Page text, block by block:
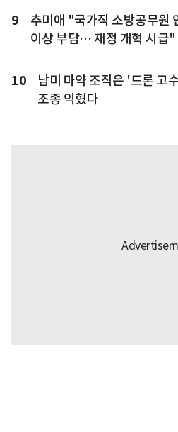
9
추미애 "국가직 소방공무원
이상 부담… 재정 개혁 시급"
10
남미 마약 조직은 '드론 고
조종 익혔다